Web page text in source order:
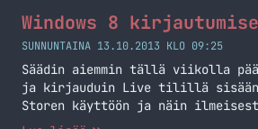
Windows 8
SUNNUNTAINA 13.10.2013 KLO 09:25
Säädin aiemmin tällä viikolla
ja kirjauduin Live tilillä
Storen käyttöön ja näin
synkkautuisivat tuonne Live